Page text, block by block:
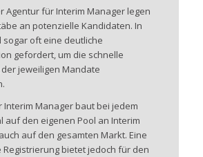
Agentur für Interim Manager legen
an potenzielle Kandidaten. In
sogar oft eine deutliche
gefordert, um die schnelle
jeweiligen Mandate
Interim Manager baut bei jedem
auf den eigenen Pool an Interim
auf den gesamten Markt. Eine
bietet jedoch für den